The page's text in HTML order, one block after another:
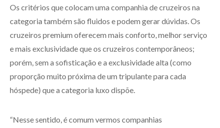
Os critérios que colocam uma companhia de cruzeiros na
categoria também são fluidos e podem gerar dúvidas. Os
cruzeiros premium oferecem mais conforto, melhor serviço
e mais exclusividade que os cruzeiros contemporâneos;
porém, sem a sofisticação e a exclusividade alta (como
proporção muito próxima de um tripulante para cada
hóspede) que a categoria luxo dispõe.
“Nesse sentido, é comum vermos companhias